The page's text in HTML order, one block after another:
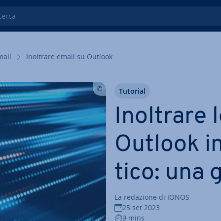
Inoltrare email su Outlook
Inoltrare
Outlook
ti­co: una
La redazione di IONOS
25 set 2023
9 mins
Tutorial